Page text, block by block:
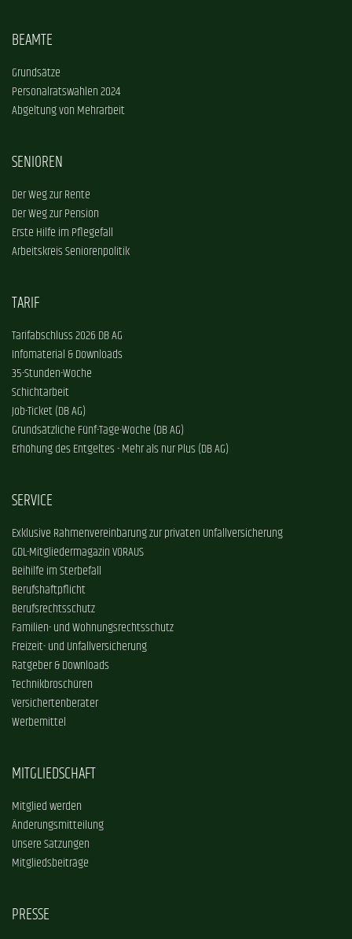
BEAMTE
Grundsätze
Personalratswahlen 2024
Abgeltung von Mehrarbeit
SENIOREN
Der Weg zur Rente
Der Weg zur Pension
Erste Hilfe im Pflegefall
Arbeitskreis Seniorenpolitik
TARIF
Tarifabschluss 2026 DB AG
Infomaterial & Downloads
35-Stunden-Woche
Schichtarbeit
Job-Ticket (DB AG)
Grundsätzliche Fünf-Tage-Woche (DB AG)
Erhöhung des Entgeltes - Mehr als nur Plus (DB AG)
SERVICE
Exklusive Rahmenvereinbarung zur privaten Unfallversicherung
GDL-Mitgliedermagazin VORAUS
Beihilfe im Sterbefall
Berufshaftpflicht
Berufsrechtsschutz
Familien- und Wohnungsrechtsschutz
Freizeit- und Unfallversicherung
Ratgeber & Downloads
Technikbroschüren
Versichertenberater
Werbemittel
MITGLIEDSCHAFT
Mitglied werden
Änderungsmitteilung
Unsere Satzungen
Mitgliedsbeiträge
PRESSE